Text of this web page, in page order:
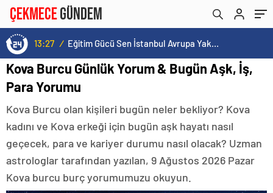
13:27 / Eğitim Gücü Sen İstanbul Avrupa Yakası Şubesi İlk Genel Kurulunu Küçükçekmece’de Gerçekleştirdi
Kova Burcu Günlük Yorum & Bugün Aşk, İş,
Para Yorumu
Kova Burcu olan kişileri bugün neler bekliyor? Kova
kadını ve Kova erkeği için bugün aşk hayatı nasıl
geçecek, para ve kariyer durumu nasıl olacak? Uzman
astrologlar tarafından yazılan, 9 Ağustos 2026 Pazar
Kova burcu burç yorumumuzu okuyun.